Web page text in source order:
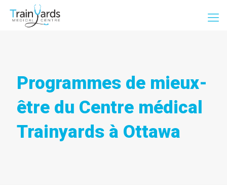
Programmes de mieux-
être du Centre médical
Trainyards à Ottawa